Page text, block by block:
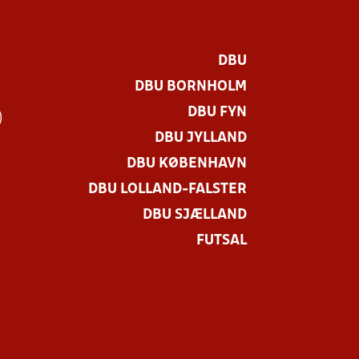
DBU
DBU BORNHOLM
DBU FYN
DBU JYLLAND
DBU KØBENHAVN
DBU LOLLAND-FALSTER
DBU SJÆLLAND
FUTSAL